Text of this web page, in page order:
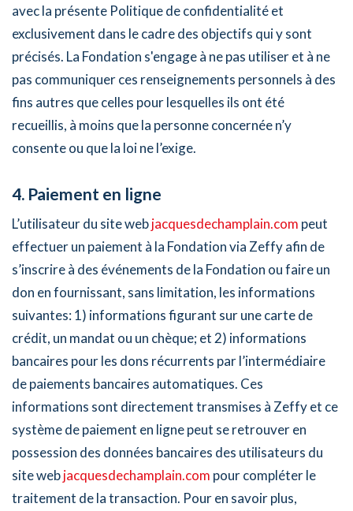
avec la présente Politique de confidentialité et
exclusivement dans le cadre des objectifs qui y sont
précisés. La Fondation s'engage à ne pas utiliser et à ne
pas communiquer ces renseignements personnels à des
fins autres que celles pour lesquelles ils ont été
recueillis, à moins que la personne concernée n’y
consente ou que la loi ne l’exige.
4. Paiement en ligne
L’utilisateur du site webjacquesdechamplain.com peut
effectuer un paiement à la Fondation via Zeffy afin de
s’inscrire à des événements de la Fondation ou faire un
don en fournissant, sans limitation, les informations
suivantes: 1) informations figurant sur une carte de
crédit, un mandat ou un chèque; et 2) informations
bancaires pour les dons récurrents par l’intermédiaire
de paiements bancaires automatiques. Ces
informations sont directement transmises à Zeffy et ce
système de paiement en ligne peut se retrouver en
possession des données bancaires des utilisateurs du
site webjacquesdechamplain.com pour compléter le
traitement de la transaction. Pour en savoir plus,